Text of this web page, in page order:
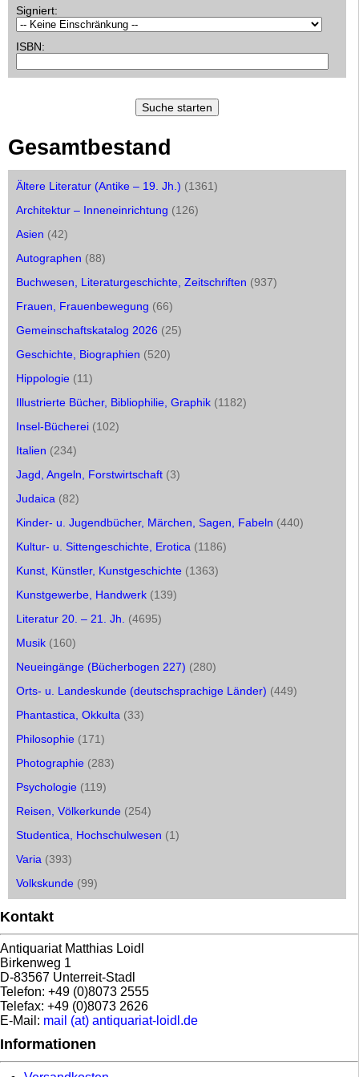
Signiert:
ISBN:
Gesamtbestand
Ältere Literatur (Antike – 19. Jh.) (1361)
Architektur – Inneneinrichtung (126)
Asien (42)
Autographen (88)
Buchwesen, Literaturgeschichte, Zeitschriften (937)
Frauen, Frauenbewegung (66)
Gemeinschaftskatalog 2026 (25)
Geschichte, Biographien (520)
Hippologie (11)
Illustrierte Bücher, Bibliophilie, Graphik (1182)
Insel-Bücherei (102)
Italien (234)
Jagd, Angeln, Forstwirtschaft (3)
Judaica (82)
Kinder- u. Jugendbücher, Märchen, Sagen, Fabeln (440)
Kultur- u. Sittengeschichte, Erotica (1186)
Kunst, Künstler, Kunstgeschichte (1363)
Kunstgewerbe, Handwerk (139)
Literatur 20. – 21. Jh.
(4695)
Musik (160)
Neueingänge (Bücherbogen 227) (280)
Orts- u. Landeskunde (deutschsprachige Länder) (449)
Phantastica, Okkulta (33)
Philosophie (171)
Photographie (283)
Psychologie (119)
Reisen, Völkerkunde (254)
Studentica, Hochschulwesen (1)
Varia (393)
Volkskunde (99)
Kontakt
Antiquariat Matthias Loidl
Birkenweg 1
D-83567 Unterreit-Stadl
Telefon: +49 (0)8073 2555
Telefax: +49 (0)8073 2626
E-Mail: mail (at) antiquariat-loidl.de
Informationen